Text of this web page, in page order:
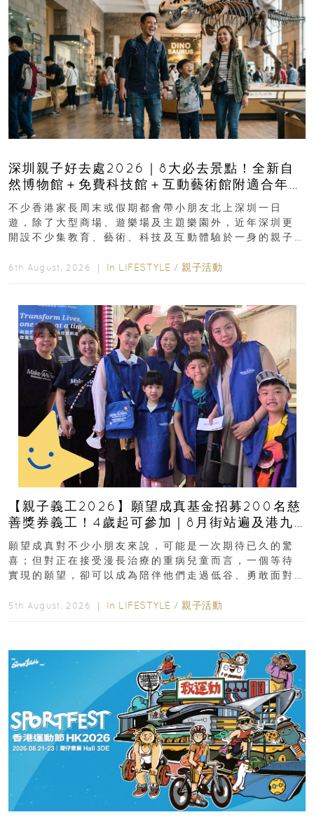
深圳親子好去處2026｜8大必去景點！全新自
然博物館＋免費科技館＋互動藝術館附適合年
齡、交通、門票、開放時間
不少香港家長周末或假期都會帶小朋友北上深圳一日
遊，除了大型商場、遊樂場及主題樂園外，近年深圳更
開設不少集教育、藝術、科技及互動體驗於一身的親子
6th August, 2026 ｜ In LIFESTYLE / 親子活動
【親子義工2026】願望成真基金招募200名慈
善獎券義工！4歲起可參加｜8月街站遍及港九
新界
願望成真對不少小朋友來說，可能是一次期待已久的驚
喜；但對正在接受漫長治療的重病兒童而言，一個等待
實現的願望，卻可以成為陪伴他們走過低谷、勇敢面對
5th August, 2026 ｜ In LIFESTYLE / 親子活動